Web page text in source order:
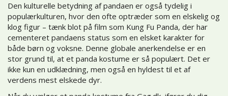
Den kulturelle betydning af pandaen er også tydelig i
populærkulturen, hvor den ofte optræder som en elskelig og
klog figur – tænk blot på film som Kung Fu Panda, der har
cementeret pandaens status som en elsket karakter for
både børn og voksne. Denne globale anerkendelse er en
stor grund til, at et panda kostume er så populært. Det er
ikke kun en udklædning, men også en hyldest til et af
verdens mest elskede dyr.